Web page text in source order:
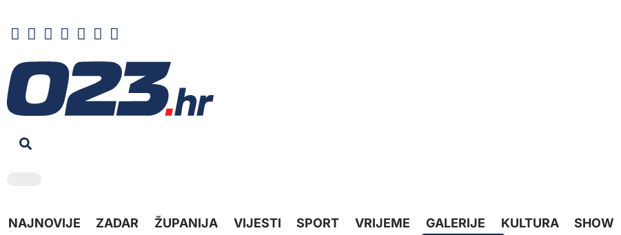
NAJNOVIJE ZADAR ŽUPANIJA VIJESTI SPORT VRIJEME GALERIJE KULTURA SHOW